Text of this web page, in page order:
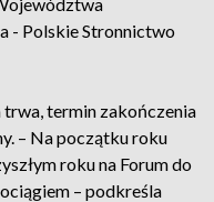
- Polskie Stronnictwo
termin zakończenia
– Na początku roku
roku na Forum do
– podkreśla